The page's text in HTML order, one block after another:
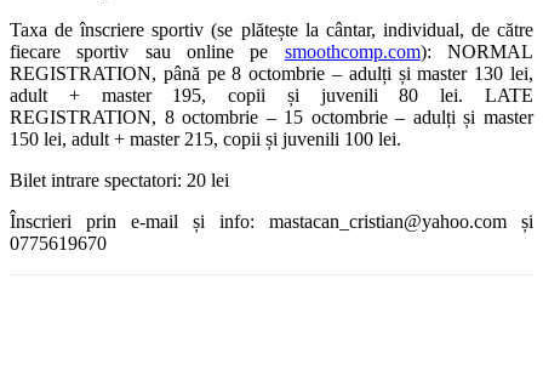
Taxa de înscriere sportiv (se plătește la cântar, individual, de către
fiecare sportiv sau online pe smoothcomp.com): NORMAL
REGISTRATION, până pe 8 octombrie – adulți și master 130 lei,
adult + master 195, copii și juvenili 80 lei. LATE
REGISTRATION, 8 octombrie – 15 octombrie – adulți și master
150 lei, adult + master 215, copii și juvenili 100 lei.
Bilet intrare spectatori: 20 lei
Înscrieri prin e-mail și info: mastacan_cristian@yahoo.com și
0775619670